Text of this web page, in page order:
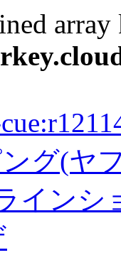
グ(ヤ
インシ